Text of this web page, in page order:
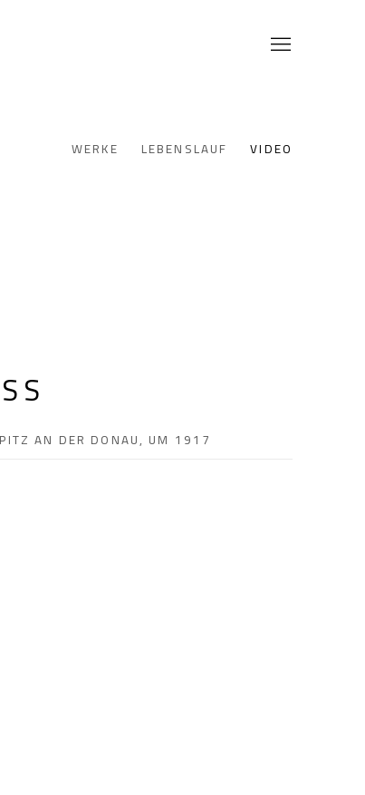
WERKE LEBENSLAUF VIDEO
AN DER DONAU, UM 1917